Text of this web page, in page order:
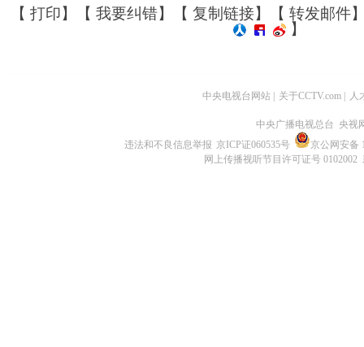
【 打印】【 我要纠错】【 复制链接】【 转发邮件
】
中央电视台网站 关于CCTV.com 人
中央广播电视总台 央视
违法和不良信息举报 京ICP证060535号
京公网安备
网上传播视听节目许可证号 0102002